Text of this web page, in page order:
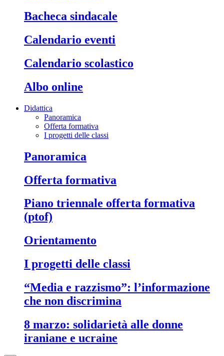
bacheca sindacale
calendario eventi
calendario scolastico
albo online
Didattica
Panoramica
Offerta formativa
I progetti delle classi
panoramica
offerta formativa
piano triennale offerta formativa
(ptof)
orientamento
i progetti delle classi
“media e razzismo”: l’informazione
che non discrimina
8 marzo: solidarietà alle donne
iraniane e ucraine